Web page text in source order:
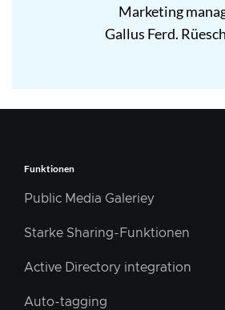
Marketing
Gallus Ferd.
Funktionen
Public Media Galeriey
Starke Sharing-Funktionen
Active Directory integration
Auto-tagging